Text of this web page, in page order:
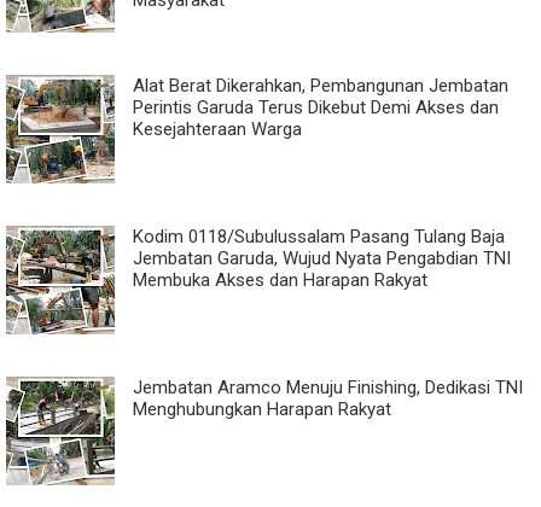
Alat Berat Dikerahkan, Pembangunan Jembatan
Perintis Garuda Terus Dikebut Demi Akses dan
Kesejahteraan Warga
Kodim 0118/Subulussalam Pasang Tulang Baja
Jembatan Garuda, Wujud Nyata Pengabdian TNI
Membuka Akses dan Harapan Rakyat
Jembatan Aramco Menuju Finishing, Dedikasi TNI
Menghubungkan Harapan Rakyat